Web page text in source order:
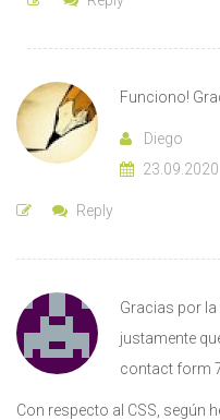
Funciono!
Diego
23.09.2020
Reply
Gracias por
justamente
contact form
Con respecto al CSS, según